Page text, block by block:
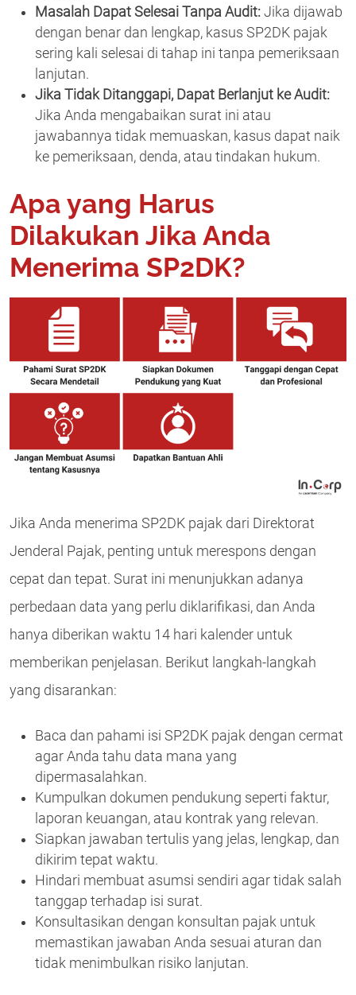
Masalah Dapat Selesai Tanpa Audit: Jika dijawab
dengan benar dan lengkap, kasus SP2DK pajak
sering kali selesai di tahap ini tanpa pemeriksaan
lanjutan.
Jika Tidak Ditanggapi, Dapat Berlanjut ke Audit:
Jika Anda mengabaikan surat ini atau
jawabannya tidak memuaskan, kasus dapat naik
ke pemeriksaan, denda, atau tindakan hukum.
Apa yang Harus
Dilakukan Jika Anda
Menerima SP2DK?
Jika Anda menerima SP2DK pajak dari Direktorat
Jenderal Pajak, penting untuk merespons dengan
cepat dan tepat. Surat ini menunjukkan adanya
perbedaan data yang perlu diklarifikasi, dan Anda
hanya diberikan waktu 14 hari kalender untuk
memberikan penjelasan. Berikut langkah-langkah
yang disarankan:
Baca dan pahami isi SP2DK pajak dengan cermat
agar Anda tahu data mana yang
dipermasalahkan.
Kumpulkan dokumen pendukung seperti faktur,
laporan keuangan, atau kontrak yang relevan.
Siapkan jawaban tertulis yang jelas, lengkap, dan
dikirim tepat waktu.
Hindari membuat asumsi sendiri agar tidak salah
tanggap terhadap isi surat.
Konsultasikan dengan konsultan pajak untuk
memastikan jawaban Anda sesuai aturan dan
tidak menimbulkan risiko lanjutan.